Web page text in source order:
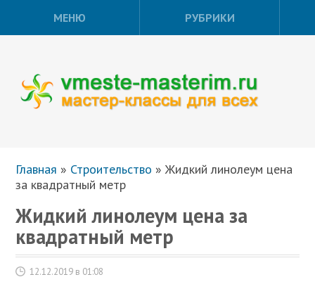
МЕНЮ РУБРИКИ
Главная » Строительство »Жидкий линолеум цена
за квадратный метр
Жидкий линолеум цена за
квадратный метр
12.12.2019 в 01:08